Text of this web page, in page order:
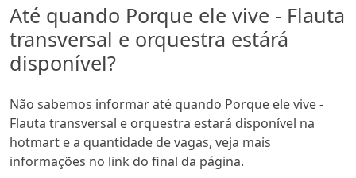
Até quando Porque ele vive - Flauta
transversal e orquestra estárá
disponível?
Não sabemos informar até quando Porque ele vive -
Flauta transversal e orquestra estará disponível na
hotmart e a quantidade de vagas, veja mais
informações no link do final da página.